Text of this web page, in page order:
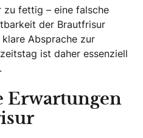
zu fettig – eine falsche
der Brautfrisur
Absprache zur
ist daher essenziell
Erwartungen